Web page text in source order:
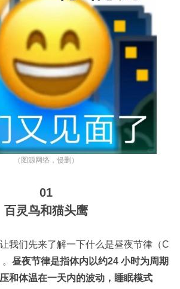
（图源网络，侵删）
01
百灵鸟和猫头鹰
我们先来了解一下什么是昼夜节律（C
昼夜节律是指体内以约24 小时为周期
和体温在一天内的波动，睡眠模式